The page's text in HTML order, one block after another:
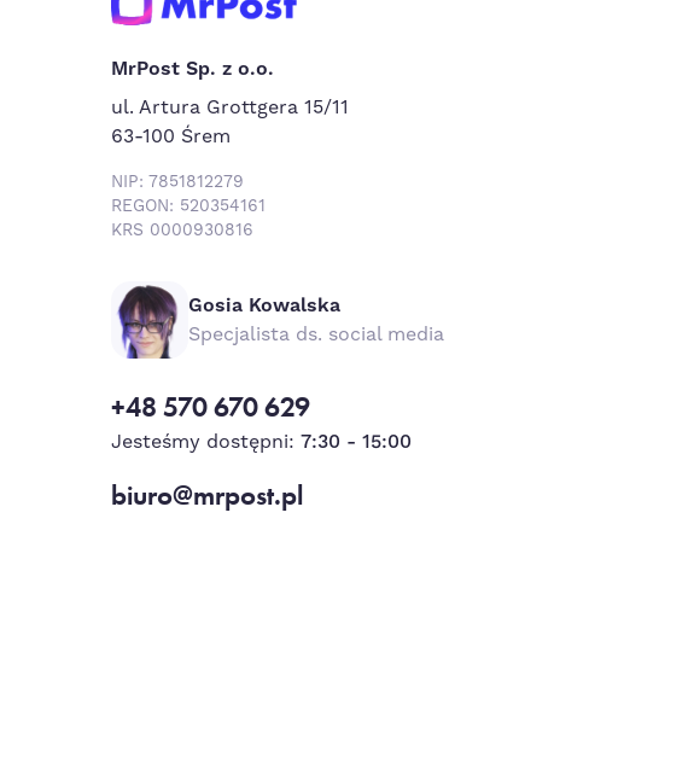
MrPost Sp. z o.o.
ul. Artura Grottgera 15/11
63-100 Śrem
NIP: 7851812279
REGON: 520354161
KRS 0000930816
Gosia Kowalska
Specjalista ds. social media
+48 570 670 629
Jesteśmy dostępni: 7:30 - 15:00
biuro@mrpost.pl